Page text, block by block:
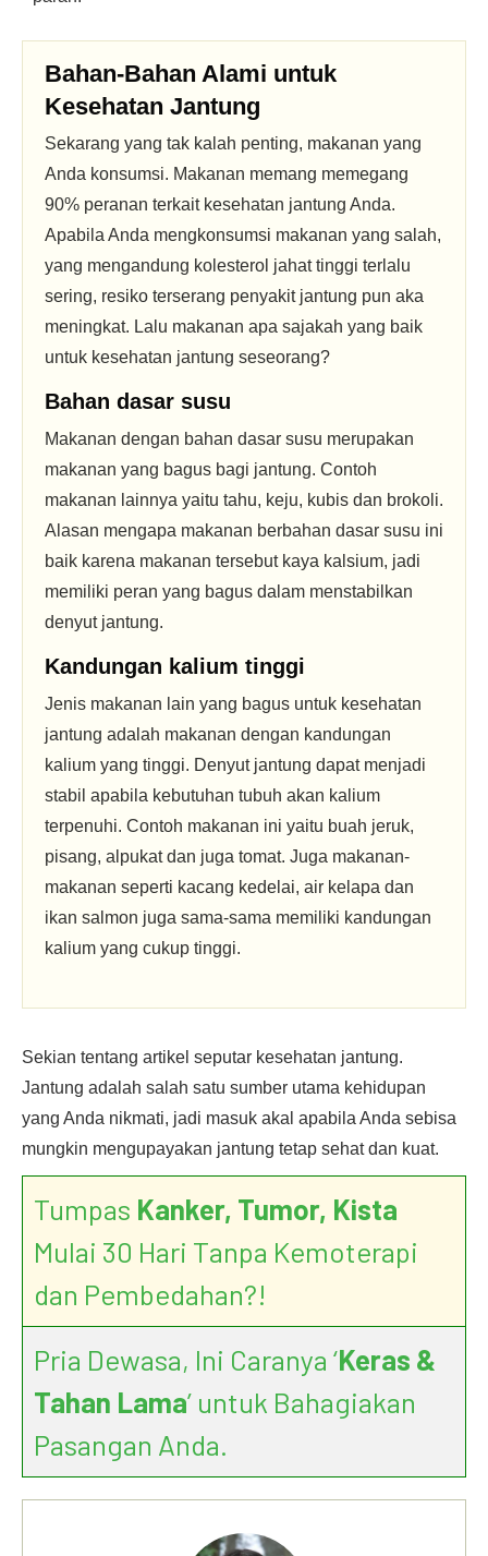
Bahan-Bahan Alami untuk
Kesehatan Jantung
Sekarang yang tak kalah penting, makanan yang
Anda konsumsi. Makanan memang memegang
90% peranan terkait kesehatan jantung Anda.
Apabila Anda mengkonsumsi makanan yang salah,
yang mengandung kolesterol jahat tinggi terlalu
sering, resiko terserang penyakit jantung pun aka
meningkat. Lalu makanan apa sajakah yang baik
untuk kesehatan jantung seseorang?
Bahan dasar susu
Makanan dengan bahan dasar susu merupakan
makanan yang bagus bagi jantung. Contoh
makanan lainnya yaitu tahu, keju, kubis dan brokoli.
Alasan mengapa makanan berbahan dasar susu ini
baik karena makanan tersebut kaya kalsium, jadi
memiliki peran yang bagus dalam menstabilkan
denyut jantung.
Kandungan kalium tinggi
Jenis makanan lain yang bagus untuk kesehatan
jantung adalah makanan dengan kandungan
kalium yang tinggi. Denyut jantung dapat menjadi
stabil apabila kebutuhan tubuh akan kalium
terpenuhi. Contoh makanan ini yaitu buah jeruk,
pisang, alpukat dan juga tomat. Juga makanan-
makanan seperti kacang kedelai, air kelapa dan
ikan salmon juga sama-sama memiliki kandungan
kalium yang cukup tinggi.
Sekian tentang artikel seputar kesehatan jantung.
Jantung adalah salah satu sumber utama kehidupan
yang Anda nikmati, jadi masuk akal apabila Anda sebisa
mungkin mengupayakan jantung tetap sehat dan kuat.
Tumpas Kanker, Tumor, Kista
Mulai 30 Hari Tanpa Kemoterapi
dan Pembedahan?!
Pria Dewasa, Ini Caranya ‘Keras &
Tahan Lama’ untuk Bahagiakan
Pasangan Anda.